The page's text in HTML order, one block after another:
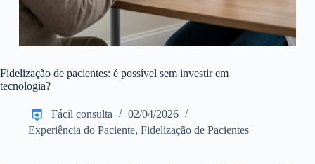
Fidelização de pacientes: é possível sem investir em
tecnologia?
Fácil consulta
02/04/2026
Experiência do Paciente, Fidelização de Pacientes